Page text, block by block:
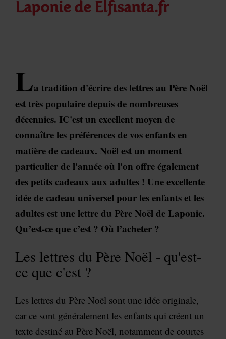
Laponie de Elfisanta.fr
La tradition d'écrire des lettres au Père Noël
est très populaire depuis de nombreuses
décennies. IC'est un excellent moyen de
connaître les préférences de vos enfants en
matière de cadeaux. Noël est un moment
particulier de l'année où l'on offre également
des petits cadeaux aux adultes ! Une excellente
idée de cadeau universel pour les enfants et les
adultes est une lettre du Père Noël de Laponie.
Qu’est-ce que c’est ? Où l’acheter ?
Les lettres du Père Noël - qu'est-
ce que c'est ?
Les lettres du Père Noël sont une idée originale,
car ce sont généralement les enfants qui créent un
texte destiné au Père Noël, notamment de courtes